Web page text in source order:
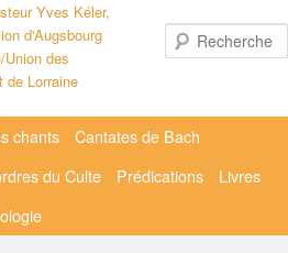
chants
Cantates de Bach
du Culte Prédications
Livres